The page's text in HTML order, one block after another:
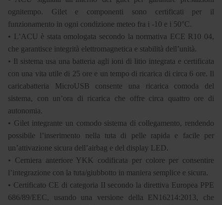
ognitempo. Gilet e componenti sono certificati per il
funzionamento in ogni condizione meteo fra i -10 e i 50°C.
• L’ACU è stata omologata secondo la normativa ECE R10 04,
che garantisce integrità elettromagnetica e stabilità dell’unità.
• Il sistema usa una batteria agli ioni di litio integrata e certificata
con una vita utile di 25 ore e un tempo di ricarica di circa 6 ore. Il
caricabatteria MicroUSB consente una ricarica comoda del
sistema, con un’ora di ricarica che offre circa quattro ore di
autonomia.
• Gilet integrante un comodo sistema di collegamento, rendendo
possibile l’inserimento nella tuta di pelle rapida e facile per
un’attivazione sicura dell’airbag e del display LED.
• Cerniera anteriore YKK codificata per colore per consentire
l’integrazione con la tuta/giubbotto in maniera semplice e sicura.
• Certificato CE di categoria II secondo la direttiva Europea PPE
686/89/EEC, usando una versione della EN16214:2013, che